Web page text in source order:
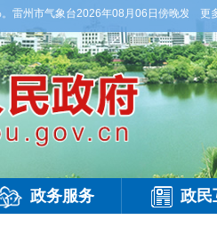
州市气象台2026年08月06日傍晚发布 【
更
政务服务 政民